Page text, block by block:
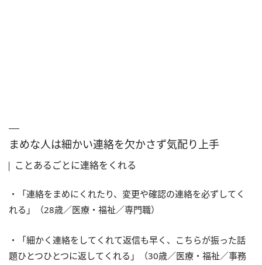
まめな人は細かい連絡を欠かさず気配り上手
ことあるごとに連絡をくれる
・「連絡をまめにくれたり、変更や確認の連絡を必ずしてく
れる」（28歳／医療・福祉／専門職）
・「細かく連絡をしてくれて返信も早く、こちらが振った話
題ひとつひとつに返してくれる」（30歳／医療・福祉／事務